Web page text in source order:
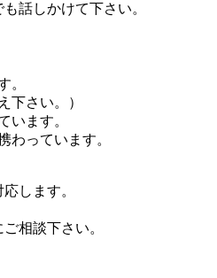
話しかけて下さい。
。
下さい。）
います。
わっています。
します。
相談下さい。